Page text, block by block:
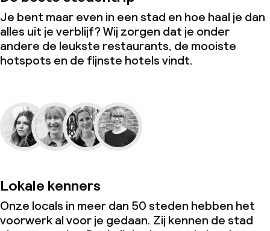
Je bent maar even in een stad en hoe haal je dan
alles uit je verblijf? Wij zorgen dat je onder
andere de leukste restaurants, de mooiste
hotspots en de fijnste hotels vindt.
Lokale kenners
Onze locals in meer dan 50 steden hebben het
voorwerk al voor je gedaan. Zij kennen de stad